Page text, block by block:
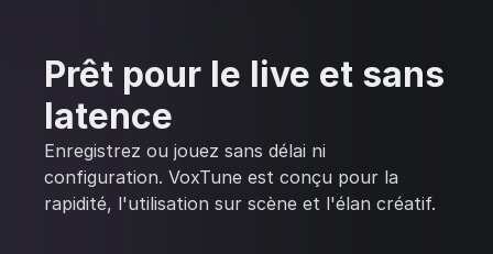
Prêt pour le live et sans
latence
Enregistrez ou jouez sans délai ni
configuration. VoxTune est conçu pour la
rapidité, l'utilisation sur scène et l'élan créatif.